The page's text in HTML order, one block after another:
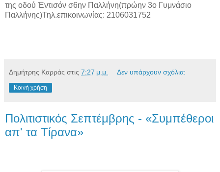
της οδού Έντισόν σ6ην Παλλήνη(πρώην 3ο Γυμνάσιο
Παλλήνης)Τηλ.επικοινωνίας: 2106031752
Δημήτρης Καρράς στις 7:27 μ.μ. Δεν υπάρχουν σχόλια:
Κοινή χρήση
Πολιτιστικός Σεπτέμβρης - «Συμπέθεροι
απ' τα Τίρανα»